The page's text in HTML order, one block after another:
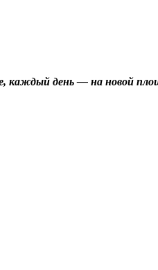
каждый день — на новой